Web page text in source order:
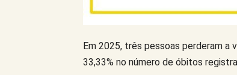
Em 2025, três pessoas perderam a
33,33% no número de óbitos